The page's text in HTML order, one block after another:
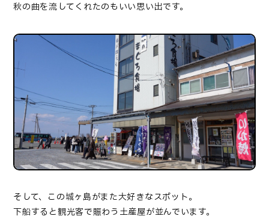
秋の曲を流してくれたのもいい思い出です。
そして、この城ヶ島がまた大好きなスポット。
下船すると観光客で賑わう土産屋が並んでいます。